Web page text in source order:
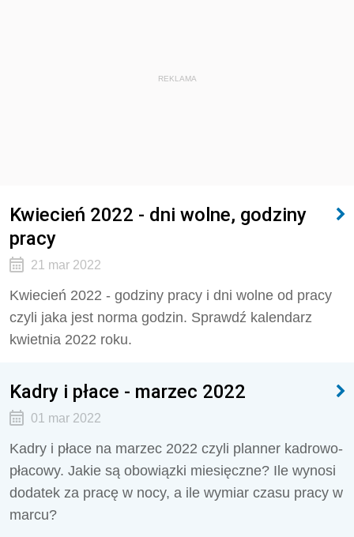
REKLAMA
Kwiecień 2022 - dni wolne, godziny
pracy
21 mar 2022
Kwiecień 2022 - godziny pracy i dni wolne od pracy
czyli jaka jest norma godzin. Sprawdź kalendarz
kwietnia 2022 roku.
Kadry i płace - marzec 2022
01 mar 2022
Kadry i płace na marzec 2022 czyli planner kadrowo-
płacowy. Jakie są obowiązki miesięczne? Ile wynosi
dodatek za pracę w nocy, a ile wymiar czasu pracy w
marcu?